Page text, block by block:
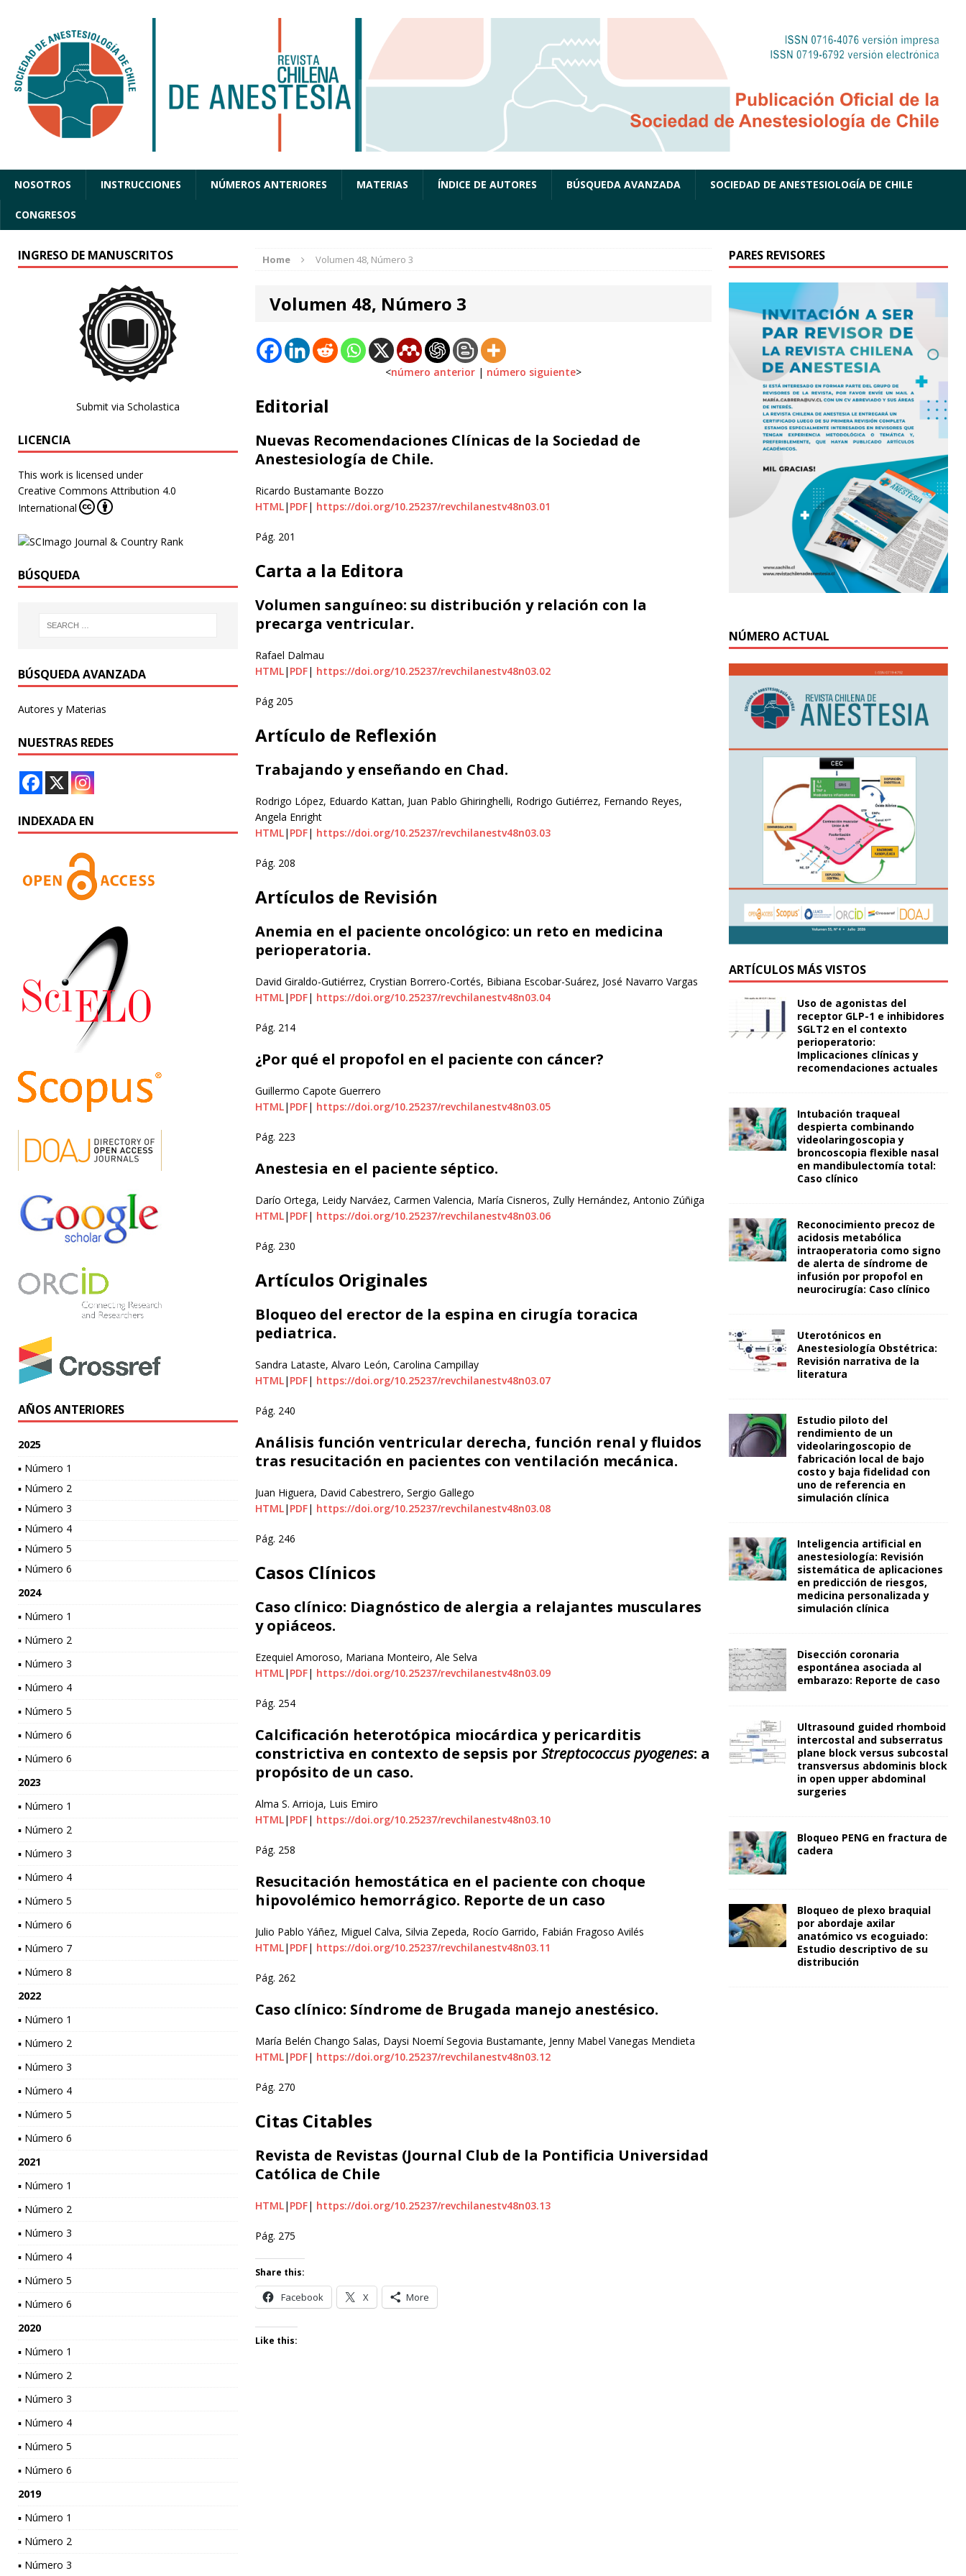
NOSOTROS INSTRUCCIONES NÚMEROS ANTERIORES MATERIAS ÍNDICE DE AUTORES BÚSQUEDA AVANZADA SOCIEDAD DE ANESTESIOLOGÍA DE CHILE
CONGRESOS
Home Volumen 48, Número 3
Volumen 48, Número 3
<número anterior| número siguiente>
Editorial
Nuevas Recomendaciones Clínicas de la Sociedad de
Anestesiología de Chile.
Ricardo Bustamante Bozzo
HTML| PDF| https://doi.org/10.25237/revchilanestv48n03.01
Pág. 201
Carta a la Editora
Volumen sanguíneo: su distribución y relación con la
precarga ventricular.
Rafael Dalmau
HTML| PDF| https://doi.org/10.25237/revchilanestv48n03.02
Pág 205
Artículo de Reflexión
Trabajando y enseñando en Chad.
Rodrigo López, Eduardo Kattan, Juan Pablo Ghiringhelli, Rodrigo Gutiérrez, Fernando Reyes,
Angela Enright
HTML| PDF| https://doi.org/10.25237/revchilanestv48n03.03
Pág. 208
Artículos de Revisión
Anemia en el paciente oncológico: un reto en medicina
perioperatoria.
David Giraldo-Gutiérrez, Crystian Borrero-Cortés, Bibiana Escobar-Suárez, José Navarro Vargas
HTML| PDF| https://doi.org/10.25237/revchilanestv48n03.04
Pág. 214
¿Por qué el propofol en el paciente con cáncer?
Guillermo Capote Guerrero
HTML| PDF| https://doi.org/10.25237/revchilanestv48n03.05
Pág. 223
Anestesia en el paciente séptico.
Darío Ortega, Leidy Narváez, Carmen Valencia, María Cisneros, Zully Hernández, Antonio Zúñiga
HTML| PDF| https://doi.org/10.25237/revchilanestv48n03.06
Pág. 230
Artículos Originales
Bloqueo del erector de la espina en cirugía toracica
pediatrica.
Sandra Lataste, Alvaro León, Carolina Campillay
HTML| PDF| https://doi.org/10.25237/revchilanestv48n03.07
Pág. 240
Análisis función ventricular derecha, función renal y fluidos
tras resucitación en pacientes con ventilación mecánica.
Juan Higuera, David Cabestrero, Sergio Gallego
HTML| PDF| https://doi.org/10.25237/revchilanestv48n03.08
Pág. 246
Casos Clínicos
Caso clínico: Diagnóstico de alergia a relajantes musculares
y opiáceos.
Ezequiel Amoroso, Mariana Monteiro, Ale Selva
HTML| PDF| https://doi.org/10.25237/revchilanestv48n03.09
Pág. 254
Calcificación heterotópica miocárdica y pericarditis
constrictiva en contexto de sepsis por Streptococcus pyogenes: a
propósito de un caso.
Alma S. Arrioja, Luis Emiro
HTML| PDF| https://doi.org/10.25237/revchilanestv48n03.10
Pág. 258
Resucitación hemostática en el paciente con choque
hipovolémico hemorrágico. Reporte de un caso
Julio Pablo Yáñez, Miguel Calva, Silvia Zepeda, Rocío Garrido, Fabián Fragoso Avilés
HTML| PDF| https://doi.org/10.25237/revchilanestv48n03.11
Pág. 262
Caso clínico: Síndrome de Brugada manejo anestésico.
María Belén Chango Salas, Daysi Noemí Segovia Bustamante, Jenny Mabel Vanegas Mendieta
HTML| PDF| https://doi.org/10.25237/revchilanestv48n03.12
Pág. 270
Citas Citables
Revista de Revistas (Journal Club de la Pontificia Universidad
Católica de Chile
HTML| PDF| https://doi.org/10.25237/revchilanestv48n03.13
Pág. 275
Share this:
Facebook X More
Like this:
INGRESO DE MANUSCRITOS
Submit via Scholastica
LICENCIA
This work is licensed under
Creative Commons Attribution 4.0
International
BÚSQUEDA
BÚSQUEDA AVANZADA
Autores y Materias
NUESTRAS REDES
INDEXADA EN
AÑOS ANTERIORES
2025
▪ Número 1
▪ Número 2
▪ Número 3
▪ Número 4
▪ Número 5
▪ Número 6
2024
▪ Número 1
▪ Número 2
▪ Número 3
▪ Número 4
▪ Número 5
▪ Número 6
▪ Número 6
2023
▪ Número 1
▪ Número 2
▪ Número 3
▪ Número 4
▪ Número 5
▪ Número 6
▪ Número 7
▪ Número 8
2022
▪ Número 1
▪ Número 2
▪ Número 3
▪ Número 4
▪ Número 5
▪ Número 6
2021
▪ Número 1
▪ Número 2
▪ Número 3
▪ Número 4
▪ Número 5
▪ Número 6
2020
▪ Número 1
▪ Número 2
▪ Número 3
▪ Número 4
▪ Número 5
▪ Número 6
2019
▪ Número 1
▪ Número 2
▪ Número 3
PARES REVISORES
NÚMERO ACTUAL
ARTÍCULOS MÁS VISTOS
Uso de agonistas del
receptor GLP-1 e inhibidores
SGLT2 en el contexto
perioperatorio:
Implicaciones clínicas y
recomendaciones actuales
Intubación traqueal
despierta combinando
videolaringoscopia y
broncoscopia flexible nasal
en mandibulectomía total:
Caso clínico
Reconocimiento precoz de
acidosis metabólica
intraoperatoria como signo
de alerta de síndrome de
infusión por propofol en
neurocirugía: Caso clínico
Uterotónicos en
Anestesiología Obstétrica:
Revisión narrativa de la
literatura
Estudio piloto del
rendimiento de un
videolaringoscopio de
fabricación local de bajo
costo y baja fidelidad con
uno de referencia en
simulación clínica
Inteligencia artificial en
anestesiología: Revisión
sistemática de aplicaciones
en predicción de riesgos,
medicina personalizada y
simulación clínica
Disección coronaria
espontánea asociada al
embarazo: Reporte de caso
Ultrasound guided rhomboid
intercostal and subserratus
plane block versus subcostal
transversus abdominis block
in open upper abdominal
surgeries
Bloqueo PENG en fractura de
cadera
Bloqueo de plexo braquial
por abordaje axilar
anatómico vs ecoguiado:
Estudio descriptivo de su
distribución